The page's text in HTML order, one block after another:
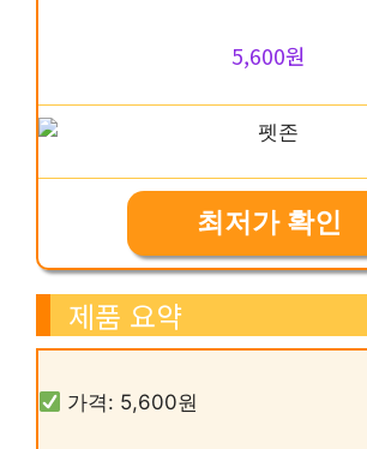
5,600원
최저가 확인
제품 요약
가격: 5,600원